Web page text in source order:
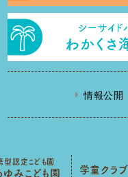
情報公開
型認定こども園
みこども園 学童クラブ